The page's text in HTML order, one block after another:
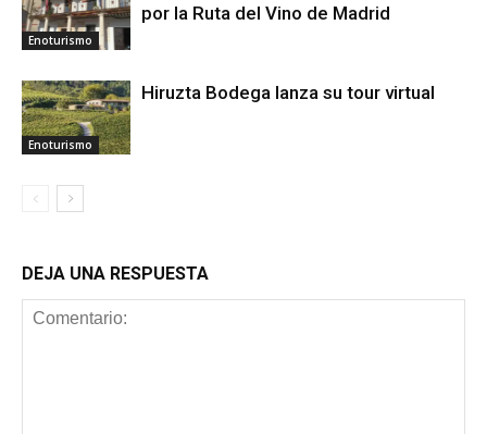
Enoturismo
por la Ruta del Vino de Madrid
Enoturismo
Hiruzta Bodega lanza su tour virtual
DEJA UNA RESPUESTA